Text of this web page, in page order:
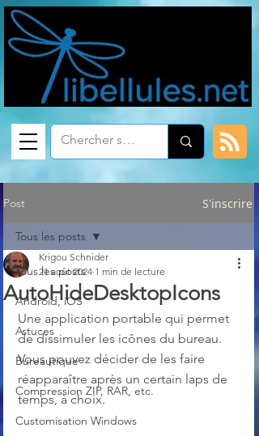
Post S'inscrire
Tous les posts
Android, iOS
Astuces
Bureautique
Compression ZIP, RAR, etc.
Customisation Windows
Tous les posts
AutoHideDesktopIcons
Krigou Schnider
21 août 2024 1 min de lecture
Une application portable qui permet
de dissimuler les icônes du bureau.
Vous pouvez décider de les faire
réapparaître après un certain laps de
temps, à choix.